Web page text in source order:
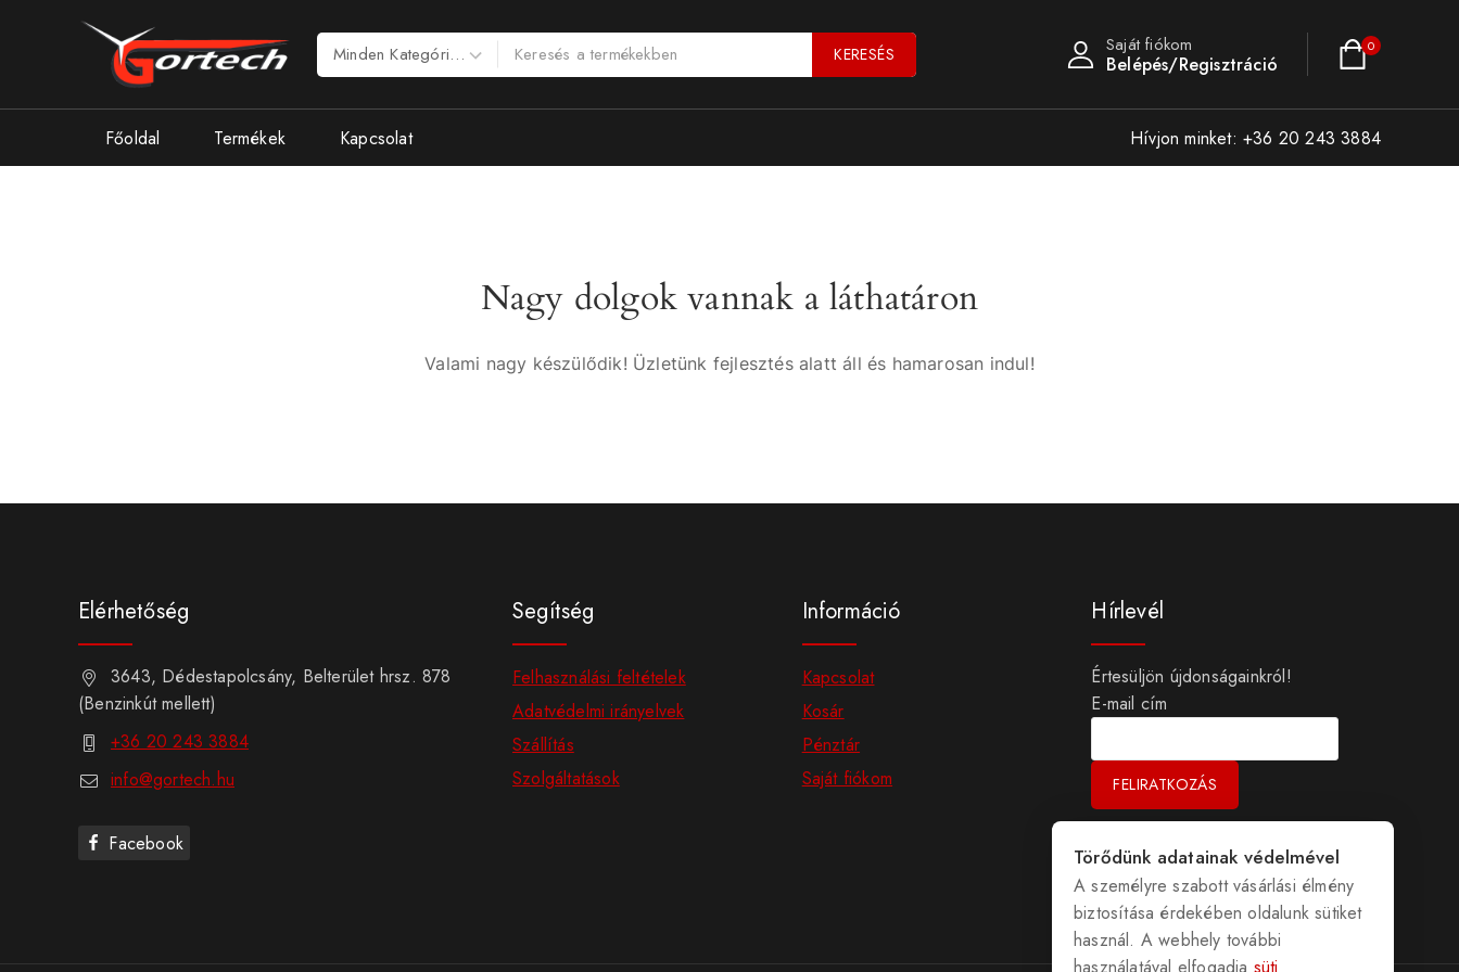
KERESÉS Saját fiókom
Belépés/Regisztráció
0
Főoldal Termékek Kapcsolat Hívjon minket: +36 20 243 3884
Nagy dolgok vannak a láthatáron
Valami nagy készülődik! Üzletünk fejlesztés alatt áll és hamarosan indul!
Elérhetőség
3643, Dédestapolcsány, Belterület hrsz. 878
(Benzinkút mellett)
+36 20 243 3884
info@gortech.hu
Facebook
Segítség
Felhasználási feltételek
Adatvédelmi irányelvek
Szállítás
Szolgáltatások
Információ
Kapcsolat
Kosár
Pénztár
Saját fiókom
Hírlevél
Értesüljön újdonságainkról!
E-mail cím
Törődünk adatainak védelmével
A személyre szabott vásárlási élmény
biztosítása érdekében oldalunk sütiket
használ. A webhely további